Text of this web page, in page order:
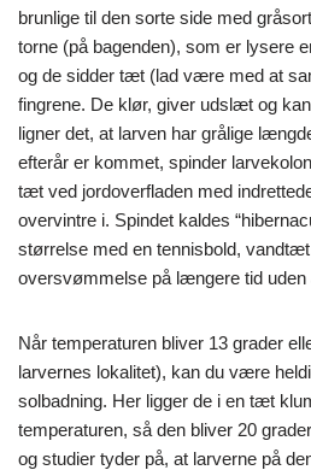
brunlige til den sorte side med
torne (på bagenden), som er lysere
og de sidder tæt (lad være med at
fingrene. De klør, giver udslæt og
ligner det, at larven har grålige
efterår er kommet, spinder
tæt ved jordoverfladen med
overvintre i. Spindet kaldes
størrelse med en tennisbold,
oversvømmelse på længere tid uden
Når temperaturen bliver 13 grader
larvernes lokalitet), kan du være
solbadning. Her ligger de i en tæt
temperaturen, så den bliver 20
og studier tyder på, at larverne på